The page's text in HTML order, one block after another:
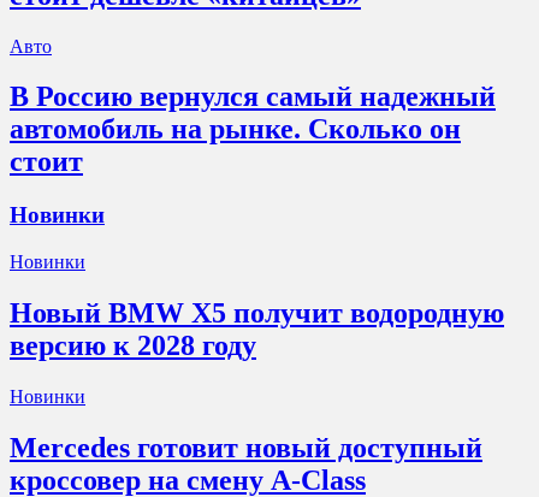
Авто
В Россию вернулся самый надежный
автомобиль на рынке. Сколько он
стоит
Новинки
Новинки
Новый BMW X5 получит водородную
версию к 2028 году
Новинки
Mercedes готовит новый доступный
кроссовер на смену A-Class